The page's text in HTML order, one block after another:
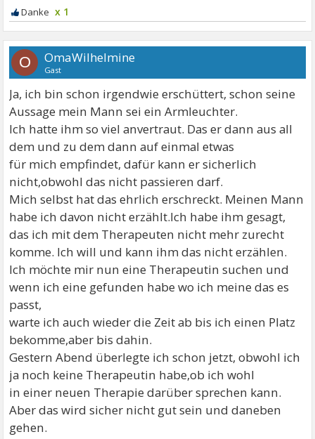
x 1
O OmaWilhelmine
Gast
Ja, ich bin schon irgendwie erschüttert, schon seine
Aussage mein Mann sei ein Armleuchter.
Ich hatte ihm so viel anvertraut. Das er dann aus all
dem und zu dem dann auf einmal etwas
für mich empfindet, dafür kann er sicherlich
nicht,obwohl das nicht passieren darf.
Mich selbst hat das ehrlich erschreckt. Meinen Mann
habe ich davon nicht erzählt.Ich habe ihm gesagt,
das ich mit dem Therapeuten nicht mehr zurecht
komme. Ich will und kann ihm das nicht erzählen.
Ich möchte mir nun eine Therapeutin suchen und
wenn ich eine gefunden habe wo ich meine das es
passt,
warte ich auch wieder die Zeit ab bis ich einen Platz
bekomme,aber bis dahin.
Gestern Abend überlegte ich schon jetzt, obwohl ich
ja noch keine Therapeutin habe,ob ich wohl
in einer neuen Therapie darüber sprechen kann.
Aber das wird sicher nicht gut sein und daneben
gehen.